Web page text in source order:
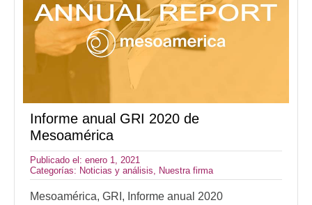
Informe anual GRI 2020 de
Mesoamérica
Publicado el: enero 1, 2021
Categorías: Noticias y análisis Nuestra firma
Mesoamérica, GRI, Informe anual 2020